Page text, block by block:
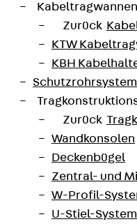
Zurück
KTW
KBH
Zurück
Wandkonsolen
Deckenbügel
Zentral- und
W-Profil-
U-Stiel-System